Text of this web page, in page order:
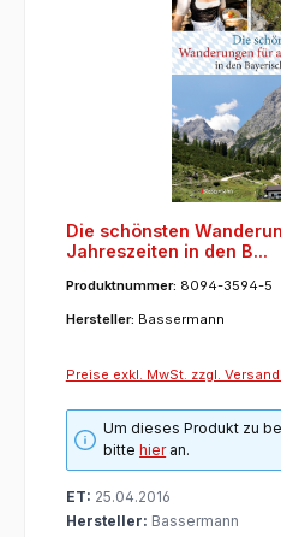
Die schönsten
Jahreszeiten in den B...
Produktnummer: 8094-3594-5
Hersteller: Bassermann
Preise exkl. MwSt. zzgl.
Um dieses Produkt zu
bittehieran.
ET: 25.04.2016
Hersteller: Bassermann